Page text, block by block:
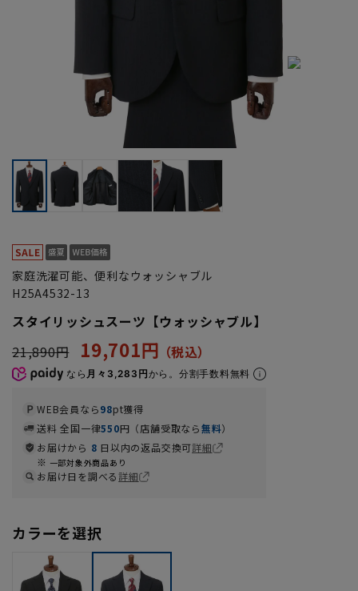
家庭洗濯可能、便利なウォッシャブル
H25A4532-13
スタイリッシュスーツ【ウォッシャブル】
21,890円
19,701円
なら 月々3,283円から。分割手数料無料
WEB会員なら98pt獲得
送料 全国一律550円（店舗受取なら無料）
お届けから 8 日以内の返品交換可詳細
一部対象外商品あり
お届け日を調べる詳細
カラーを選択